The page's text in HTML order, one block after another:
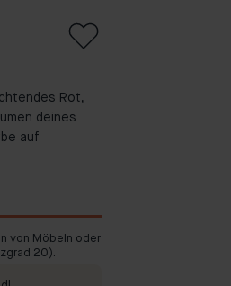
Rot,
deines
auf
von Möbeln oder
20).